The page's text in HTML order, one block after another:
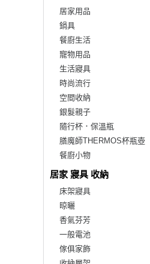
居家用品
鍋具
餐廚生活
寵物用品
生活寢具
時尚流行
空間收納
銀髮親子
隨行杯．保溫瓶
膳魔師THERMOS杯瓶壺
餐廚小物
居家 寢具 收納
床架寢具
晾曬
香氣芬芳
一般電池
傢俱家飾